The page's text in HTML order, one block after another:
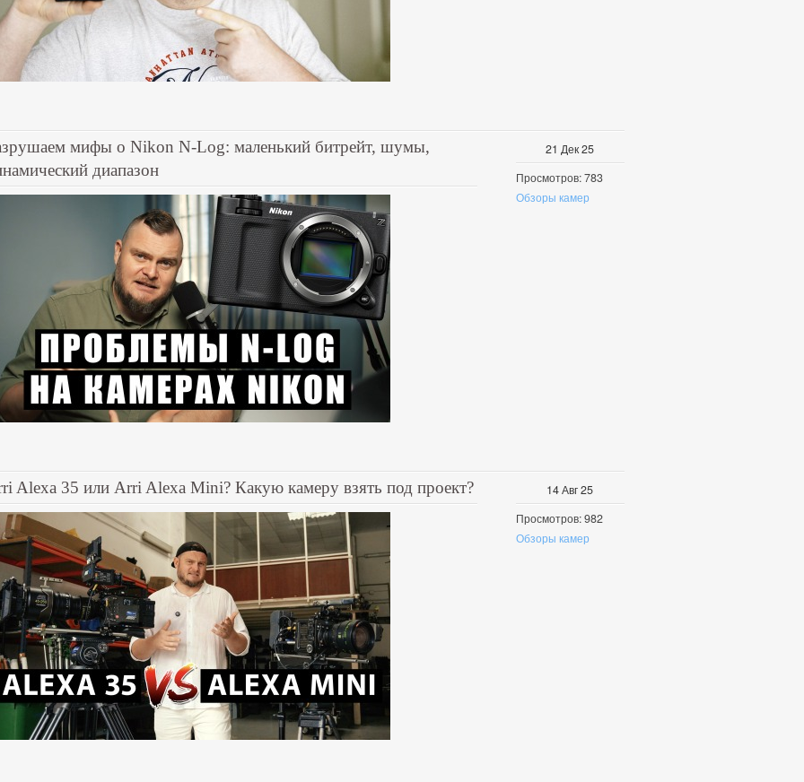
21 Дек25
Просмотров: 783
Обзоры камер
мифы о Nikon N-Log: маленький битрейт, шумы,
диапазон
14Авг25
Просмотров: 982
Обзоры камер
Alexa 35 или Arri Alexa Mini? Какую камеру взять под проект?